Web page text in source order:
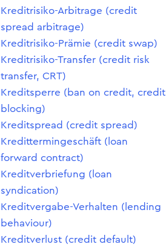
Kreditrisiko-Arbitrage (credit
spread arbitrage)
Kreditrisiko-Prämie (credit swap)
Kreditrisiko-Transfer (credit risk
transfer, CRT)
Kreditsperre (ban on credit, credit
blocking)
Kreditspread (credit spread)
Kredittermingeschäft (loan
forward contract)
Kreditverbriefung (loan
syndication)
Kreditvergabe-Verhalten (lending
behaviour)
Kreditverlust (credit default)